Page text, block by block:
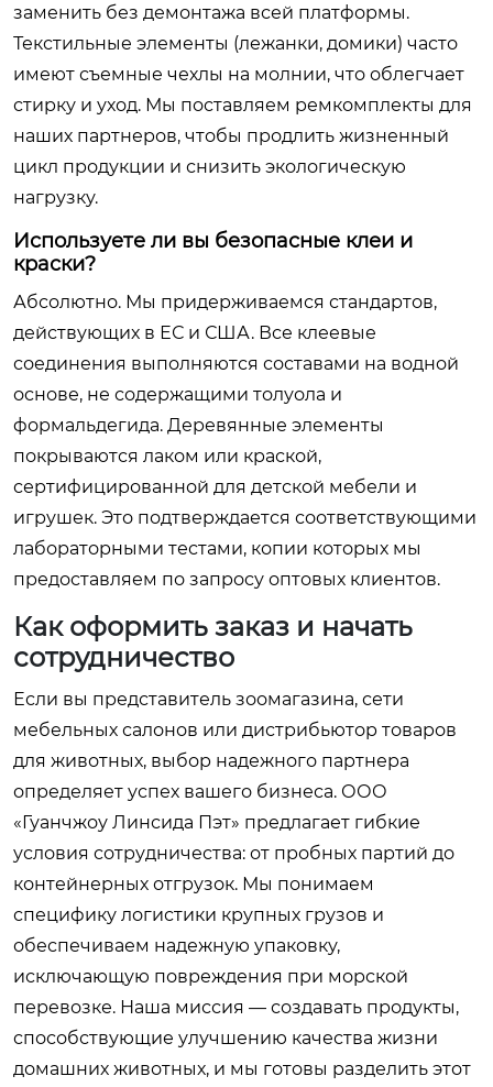
заменить без демонтажа всей платформы.
Текстильные элементы (лежанки, домики) часто
имеют съемные чехлы на молнии, что облегчает
стирку и уход. Мы поставляем ремкомплекты для
наших партнеров, чтобы продлить жизненный
цикл продукции и снизить экологическую
нагрузку.
Используете ли вы безопасные клеи и
краски?
Абсолютно. Мы придерживаемся стандартов,
действующих в ЕС и США. Все клеевые
соединения выполняются составами на водной
основе, не содержащими толуола и
формальдегида. Деревянные элементы
покрываются лаком или краской,
сертифицированной для детской мебели и
игрушек. Это подтверждается соответствующими
лабораторными тестами, копии которых мы
предоставляем по запросу оптовых клиентов.
Как оформить заказ и начать
сотрудничество
Если вы представитель зоомагазина, сети
мебельных салонов или дистрибьютор товаров
для животных, выбор надежного партнера
определяет успех вашего бизнеса. ООО
«Гуанчжоу Линсида Пэт» предлагает гибкие
условия сотрудничества: от пробных партий до
контейнерных отгрузок. Мы понимаем
специфику логистики крупных грузов и
обеспечиваем надежную упаковку,
исключающую повреждения при морской
перевозке. Наша миссия — создавать продукты,
способствующие улучшению качества жизни
домашних животных, и мы готовы разделить этот